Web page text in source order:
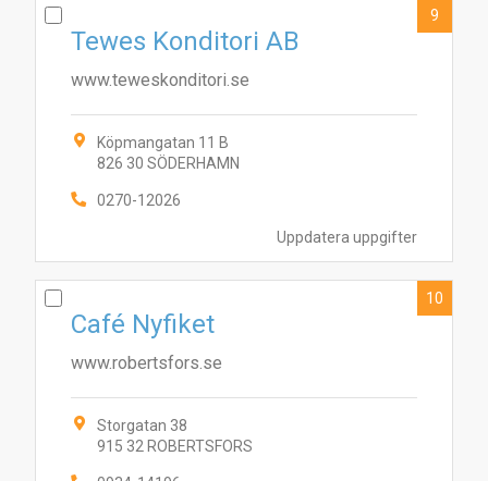
Uppdatera uppgifter
Tewes Konditori AB
www.teweskonditori.se
Köpmangatan 11 B
826 30 SÖDERHAMN
0270-12026
9
Café Nyfiket
www.robertsfors.se
Storgatan 38
915 32 ROBERTSFORS
10